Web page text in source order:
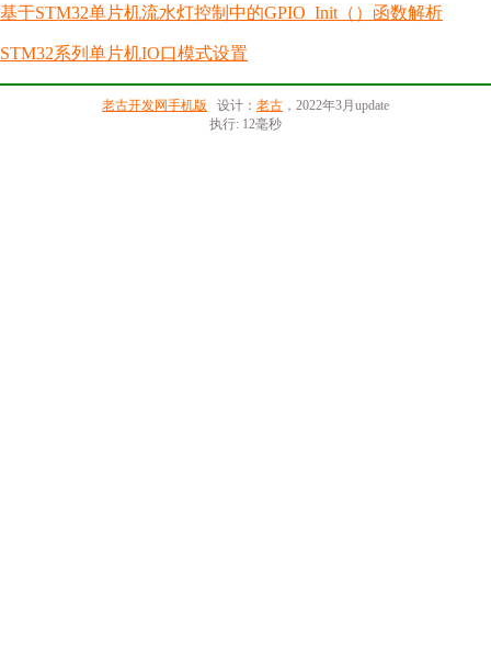
基于STM32单片机流水灯控制中的GPIO_Init（）函数解析
STM32系列单片机IO口模式设置
老古开发网手机版 设计： 老古 ，2022年3月update
执行: 12毫秒